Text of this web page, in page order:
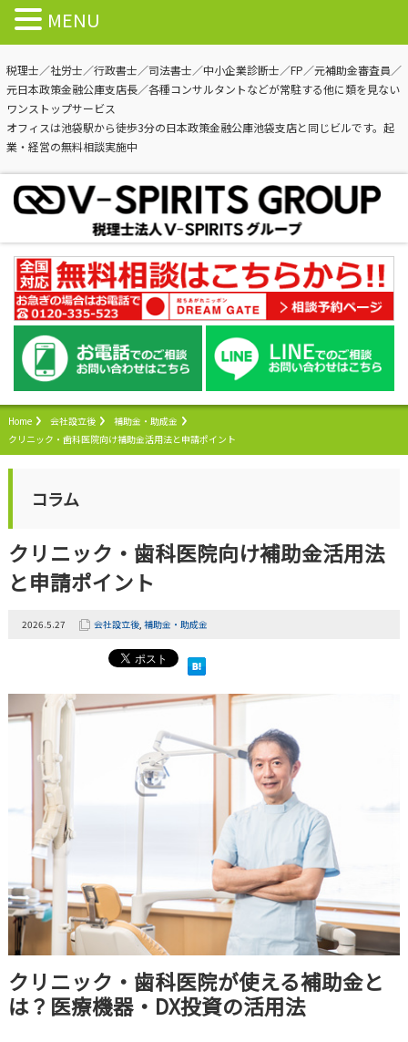
税理士／社労士／行政書士／司法書士／中小企業診断士／FP／元補助金審査員／
元日本政策金融公庫支店長／各種コンサルタントなどが常駐する他に類を見ない
ワンストップサービス
オフィスは池袋駅から徒歩3分の日本政策金融公庫池袋支店と同じビルです。起
業・経営の無料相談実施中
Home 会社設立後
補助金・助成金
クリニック・歯科医院向け補助金活用法と申請ポイント
コラム
クリニック・歯科医院向け補助金活用法
と申請ポイント
2026.5.27 会社設立後, 補助金・助成金
クリニック・歯科医院が使える補助金と
は？医療機器・DX投資の活用法
MENU